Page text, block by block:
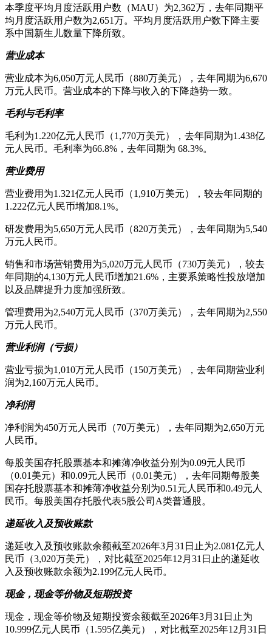
本季度平均月度活跃用户数（MAU）为2,362万，去年同期平
均月度活跃用户数为2,651万。平均月度活跃用户数下降主要
系中国新生儿数量下降所致。
营业成本
营业成本为6,050万元人民币（880万美元），去年同期为6,670
万元人民币。营业成本的下降与收入的下降趋势一致。
毛利与毛利率
毛利为1.220亿元人民币（1,770万美元），去年同期为1.438亿
元人民币。毛利率为66.8%，去年同期为 68.3%。
营业费用
营业费用为1.321亿元人民币（1,910万美元），较去年同期的
1.222亿元人民币增加8.1%。
研发费用为5,650万元人民币（820万美元），去年同期为5,540
万元人民币。
销售和市场营销费用为5,020万元人民币（730万美元），较去
年同期的4,130万元人民币增加21.6%，主要系策略性投放增加
以及品牌提升力度加强所致。
管理费用为2,540万元人民币（370万美元），去年同期为2,550
万元人民币。
营业利润（亏损）
营业亏损为1,010万元人民币（150万美元），去年同期营业利
润为2,160万元人民币。
净利润
净利润为450万元人民币（70万美元），去年同期为2,650万元
人民币。
每股美国存托股票基本和摊薄净收益分别为0.09元人民币
（0.01美元）和0.09元人民币（0.01美元），去年同期每股美
国存托股票基本和摊薄净收益分别为0.51元人民币和0.49元人
民币。每股美国存托股代表5股公司A类普通股。
递延收入及预收账款
递延收入及预收账款余额截至2026年3月31日止为2.081亿元人
民币（3,020万美元），对比截至2025年12月31日止的递延收
入及预收账款余额为2.199亿元人民币。
现金，现金等价物及短期投资
现金，现金等价物及短期投资余额截至2026年3月31日止为
10.999亿元人民币（1.595亿美元），对比截至2025年12月31日